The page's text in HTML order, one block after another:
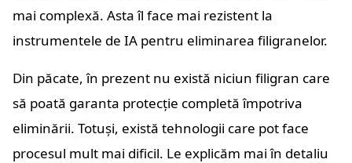
mai complexă. Asta îl face mai rezistent la
instrumentele de IA pentru eliminarea filigranelor.
Din păcate, în prezent nu există niciun filigran care
să poată garanta protecție completă împotriva
eliminării. Totuși, există tehnologii care pot face
procesul mult mai dificil. Le explicăm mai în detaliu